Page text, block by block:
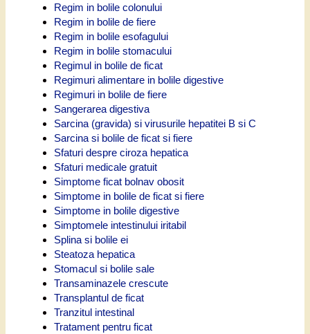
Regim in bolile colonului
Regim in bolile de fiere
Regim in bolile esofagului
Regim in bolile stomacului
Regimul in bolile de ficat
Regimuri alimentare in bolile digestive
Regimuri in bolile de fiere
Sangerarea digestiva
Sarcina (gravida) si virusurile hepatitei B si C
Sarcina si bolile de ficat si fiere
Sfaturi despre ciroza hepatica
Sfaturi medicale gratuit
Simptome ficat bolnav obosit
Simptome in bolile de ficat si fiere
Simptome in bolile digestive
Simptomele intestinului iritabil
Splina si bolile ei
Steatoza hepatica
Stomacul si bolile sale
Transaminazele crescute
Transplantul de ficat
Tranzitul intestinal
Tratament pentru ficat